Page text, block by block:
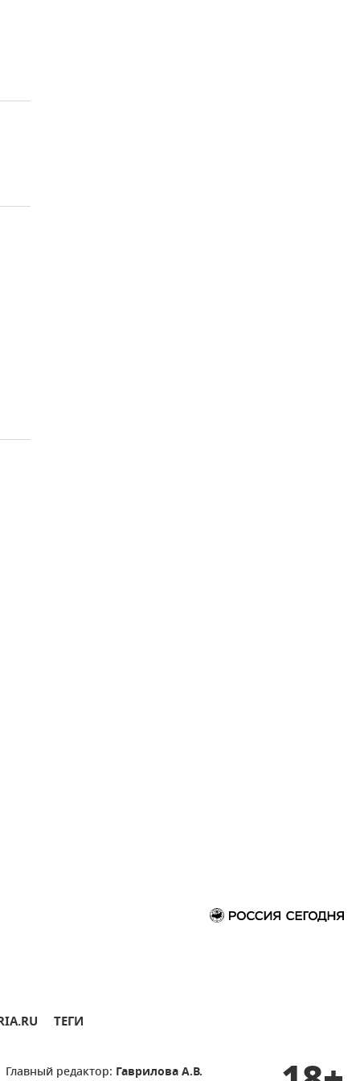
ТЕГИ
Главный редактор: Гаврилова А.В.